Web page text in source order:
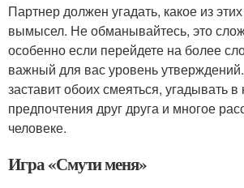
Партнер должен угадать, какое из
вымысел. Не обманывайтесь, это
особенно если перейдете на более
важный для вас уровень
заставит обоих смеяться, угадывать
предпочтения друг друга и многое
человеке.
Игра «Смути меня»